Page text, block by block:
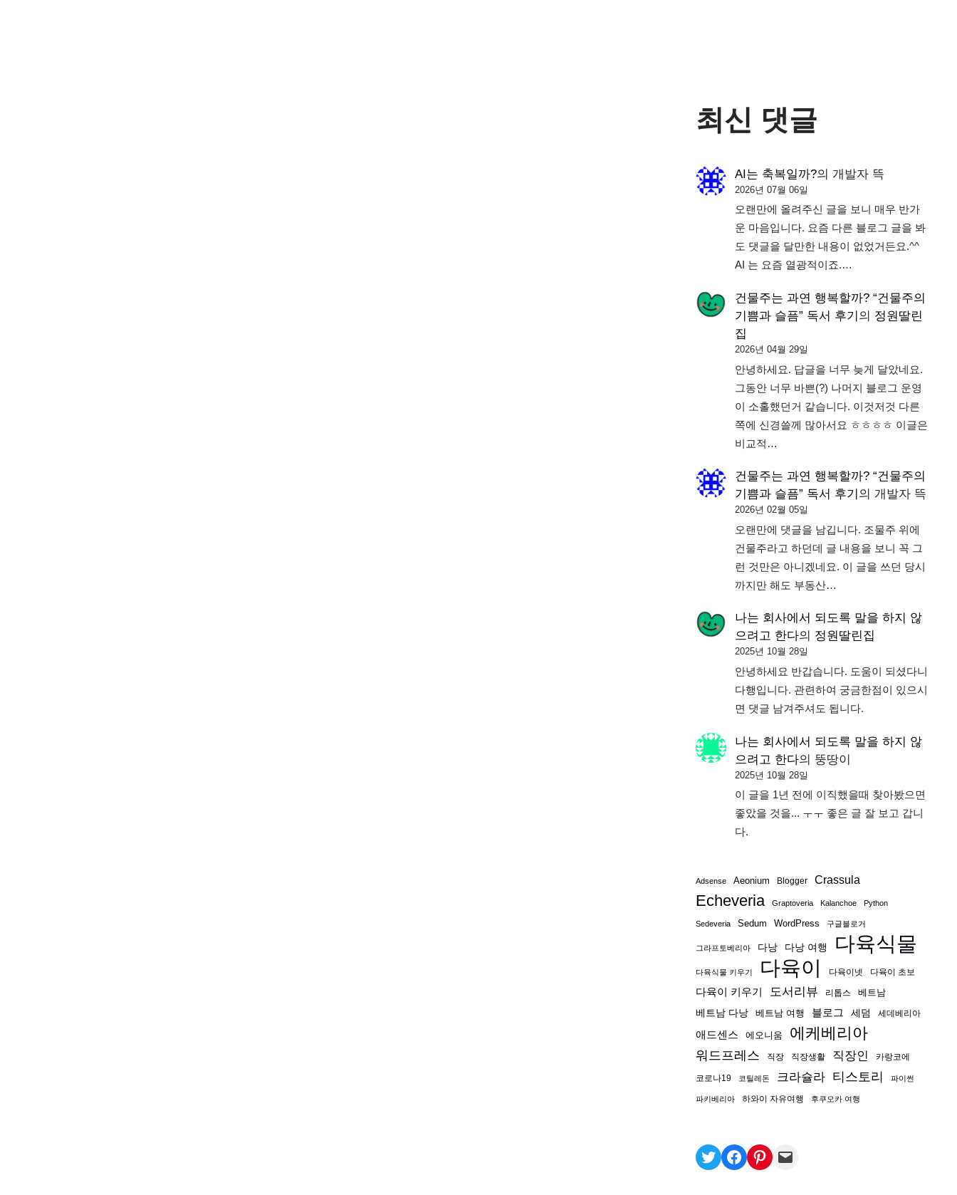
최신 댓글
AI는 축복일까?의 개발자 뜩
2026년 07월 06일
오랜만에 올려주신 글을 보니 매우 반가
운 마음입니다. 요즘 다른 블로그 글을 봐
도 댓글을 달만한 내용이 없었거든요.^^
AI 는 요즘 열광적이죠.…
건물주는 과연 행복할까? “건물주의
기쁨과 슬픔” 독서 후기 의 정원딸린
집
2026년 04월 29일
안녕하세요. 답글을 너무 늦게 달았네요.
그동안 너무 바쁜(?) 나머지 블로그 운영
이 소홀했던거 같습니다. 이것저것 다른
쪽에 신경쓸께 많아서요 ㅎㅎㅎㅎ 이글은
비교적…
건물주는 과연 행복할까? “건물주의
기쁨과 슬픔” 독서 후기 의 개발자 뜩
2026년 02월 05일
오랜만에 댓글을 남깁니다. 조물주 위에
건물주라고 하던데 글 내용을 보니 꼭 그
런 것만은 아니겠네요. 이 글을 쓰던 당시
까지만 해도 부동산…
나는 회사에서 되도록 말을 하지 않
으려고 한다의 정원딸린집
2025년 10월 28일
안녕하세요 반갑습니다. 도움이 되셨다니
다행입니다. 관련하여 궁금한점이 있으시
면 댓글 남겨주셔도 됩니다.
나는 회사에서 되도록 말을 하지 않
으려고 한다의 뚱땅이
2025년 10월 28일
이 글을 1년 전에 이직했을때 찾아봤으면
좋았을 것을... ㅜㅜ 좋은 글 잘 보고 갑니
다.
Adsense Aeonium Blogger Crassula
Echeveria Graptoveria Kalanchoe Python
Sedeveria Sedum WordPress 구글블로거
그라프토베리아 다낭 다낭 여행 다육식물
다육식물 키우기 다육이 다육이넷 다육이 초보
다육이 키우기 도서리뷰 리톱스
베트남
베트남 다낭
베트남 여행 블로그 세덤 세데베리아
애드센스 에오니움 에케베리아
워드프레스 직장 직장생활 직장인 카랑코에
코로나19 코틸레돈 크라슐라 티스토리 파이썬
파키베리아 하와이 자유여행 후쿠오카 여행